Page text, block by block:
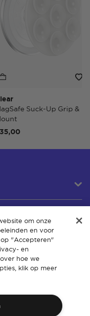
Suck-Up Grip &
om onze
en voor
"Accepteren"
en
hoe we
klik op meer